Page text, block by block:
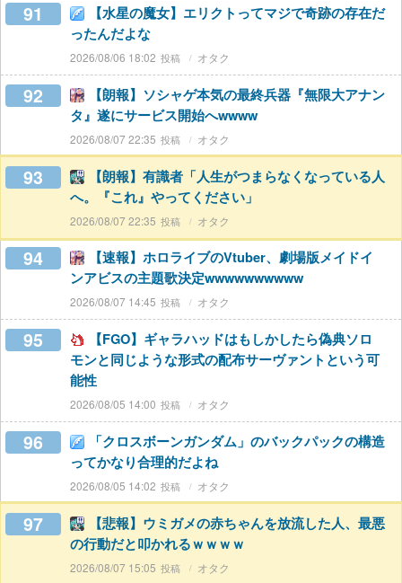
91
【水星の魔女】エリクトってマジで奇跡の存在だ
ったんだよな
2026/08/06 18:02 オタク
92
【朗報】ソシャゲ本気の最終兵器『無限大アナン
タ』遂にサービス開始へwwww
2026/08/07 22:35 オタク
93
【朗報】有識者「人生がつまらなくなっている人
へ。『これ』やってください」
2026/08/07 22:35 オタク
94
【速報】ホロライブのVtuber、劇場版メイドイ
ンアビスの主題歌決定wwwwwwwwww
2026/08/07 14:45 オタク
95
【FGO】ギャラハッドはもしかしたら偽典ソロ
モンと同じような形式の配布サーヴァントという可
能性
2026/08/05 14:00 オタク
96
「クロスボーンガンダム」のバックパックの構造
ってかなり合理的だよね
2026/08/05 14:02 オタク
97
【悲報】ウミガメの赤ちゃんを放流した人、最悪
の行動だと叩かれるｗｗｗｗ
2026/08/07 15:05 オタク